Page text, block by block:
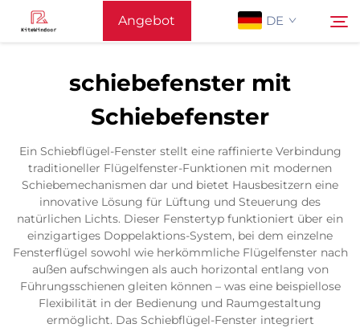
Angebot DE
Unterstützung
Produkte
Anwendung
Nachrichten
Suchen
schiebefenster mit
Schiebefenster
Ein Schiebflügel-Fenster stellt eine raffinierte Verbindung
traditioneller Flügelfenster-Funktionen mit modernen
Schiebemechanismen dar und bietet Hausbesitzern eine
innovative Lösung für Lüftung und Steuerung des
natürlichen Lichts. Dieser Fenstertyp funktioniert über ein
einzigartiges Doppelaktions-System, bei dem einzelne
Fensterflügel sowohl wie herkömmliche Flügelfenster nach
außen aufschwingen als auch horizontal entlang von
Führungsschienen gleiten können – was eine beispiellose
Flexibilität in der Bedienung und Raumgestaltung
ermöglicht. Das Schiebflügel-Fenster integriert